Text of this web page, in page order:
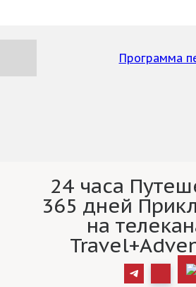
Программа
24 часа
365 дней
на